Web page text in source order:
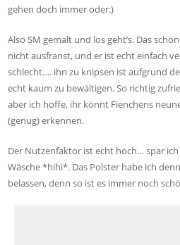
gehen doch immer oder:)
Also SM gemalt und los geht’s. Das
nicht ausfranst, und er ist echt einfach
schlecht…. ihn zu knipsen ist aufgrund
echt kaum zu bewältigen. So richtig
aber ich hoffe, ihr könnt Fienchens
(genug) erkennen.
Der Nutzenfaktor ist echt hoch… spar
Wäsche *hihi*. Das Polster habe ich
belassen, denn so ist es immer noch